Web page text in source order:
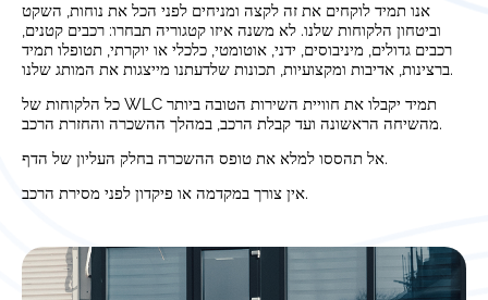
אנו תמיד לוקחים את זה לקצה ומניחים לפני הכל את נוחות, השקט
וביטחון הלקוחות שלנו. לא משנה איזו קטגוריה תבחרו: רכבים קטנים,
רכבים גדולים, מיניבוסים, ידני, אוטומטי, כלכלי או יוקרתי, תטופלו תמיד
ברצינות, אדיבות ומקצועיות, תכונות שלדעתנו מייצגות את המותג שלנו.
כל הלקוחות של WLC תמיד יקבלו את חוויית השירות הטובה ביותר
מהשיחה הראשונה ועד קבלת הרכב, במהלך ההשכרה והחזרת הרכב.
אל תהססו למלא את טופס ההשכרה בחלק העליון של הדף.
אין צורך במקדמה או פיקדון לפני מסירת הרכב.